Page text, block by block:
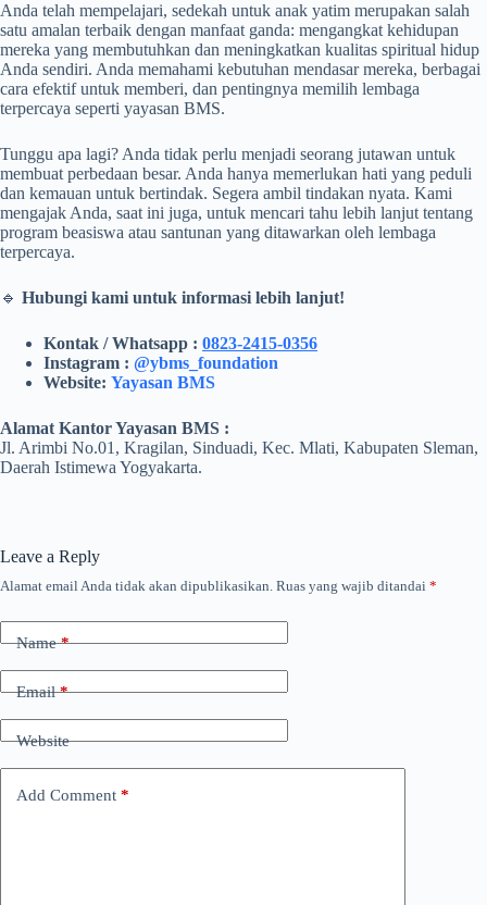
Anda telah mempelajari, sedekah untuk anak yatim merupakan salah
satu amalan terbaik dengan manfaat ganda: mengangkat kehidupan
mereka yang membutuhkan dan meningkatkan kualitas spiritual hidup
Anda sendiri. Anda memahami kebutuhan mendasar mereka, berbagai
cara efektif untuk memberi, dan pentingnya memilih lembaga
terpercaya seperti yayasan BMS.
Tunggu apa lagi? Anda tidak perlu menjadi seorang jutawan untuk
membuat perbedaan besar. Anda hanya memerlukan hati yang peduli
dan kemauan untuk bertindak. Segera ambil tindakan nyata. Kami
mengajak Anda, saat ini juga, untuk mencari tahu lebih lanjut tentang
program beasiswa atau santunan yang ditawarkan oleh lembaga
terpercaya.
🔹 Hubungi kami untuk informasi lebih lanjut!
Kontak / Whatsapp : 0823-2415-0356
Instagram : @ybms_foundation
Website: Yayasan BMS
Alamat Kantor Yayasan BMS :
Jl. Arimbi No.01, Kragilan, Sinduadi, Kec. Mlati, Kabupaten Sleman,
Daerah Istimewa Yogyakarta.
Leave a Reply
Alamat email Anda tidak akan dipublikasikan. Ruas yang wajib ditandai *
Name*
Email*
Website
Add Comment *